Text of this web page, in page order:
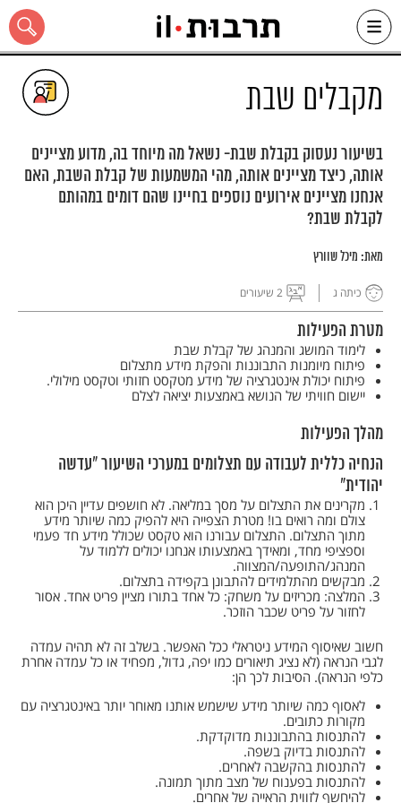
Skip
content
כל האתר
מקבלים שבת
בשיעור נעסוק בקבלת שבת- נשאל מה מיוחד בה, מדוע מציינים
אותה, כיצד מציינים אותה, מהי המשמעות של קבלת השבת, האם
אנחנו מציינים אירועים נוספים בחיינו שהם דומים במהותם
לקבלת שבת?
מאת: מיכל שוורץ
כיתה ג 2 שיעורים
מטרת הפעילות
לימוד המושג והמנהג של קבלת שבת
פיתוח מיומנות התבוננות והפקת מידע מתצלום
פיתוח יכולת אינטגרציה של מידע מטקסט חזותי וטקסט מילולי.
יישום חוויתי של הנושא באמצעות יציאה לצלם
מהלך הפעילות
הנחיה כללית לעבודה עם תצלומים במערכי השיעור "עדשה
יהודית"
מקרינים את התצלום על מסך במליאה. לא חושפים עדיין היכן הוא
צולם ומה רואים בו! מטרת הצפייה היא להפיק כמה שיותר מידע
מתוך התצלום. התצלום עבורנו הוא טקסט שכולל מידע חד פעמי
וספציפי מחד, ומאידך באמצעותו אנחנו יכולים ללמוד על
המנהג/התופעה/המצווה.
מבקשים מהתלמידים להתבונן בקפידה בתצלום.
המלצה: מכריזים על משחק: כל אחד בתורו מציין פריט אחד. אסור
לחזור על פריט שכבר הוזכר.
חשוב שאיסוף המידע ניטראלי ככל האפשר. בשלב זה לא תהיה עמדה
לגבי הנראה (לא נציג תיאורים כמו יפה, גדול, מפחיד או כל עמדה אחרת
כלפי הנראה). הסיבות לכך הן:
לאסוף כמה שיותר מידע שישמש אותנו מאוחר יותר באינטגרציה עם
מקורות כתובים.
להתנסות בהתבוננות מדוקדקת.
להתנסות בדיוק בשפה.
להתנסות בהקשבה לאחרים.
להתנסות בפענוח של מצב מתוך תמונה.
להיחשף לזווית הראייה של אחרים.